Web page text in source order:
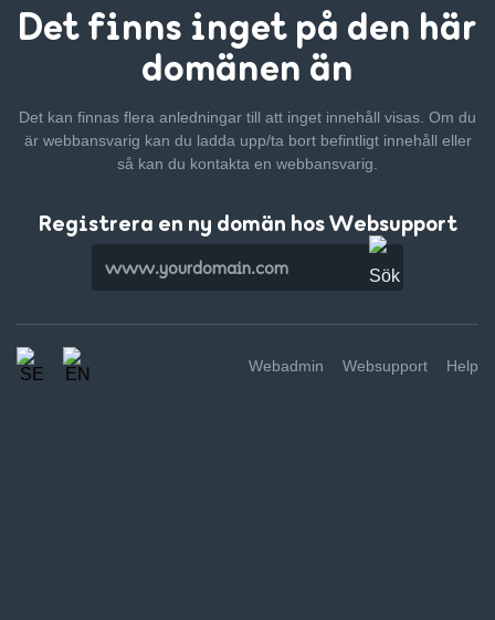
Det finns inget på den här
domänen än
Det kan finnas flera anledningar till att inget innehåll visas. Om du
är webbansvarig kan du ladda upp/ta bort befintligt innehåll eller
så kan du kontakta en webbansvarig.
Registrera en ny domän hos Websupport
Webadmin Websupport Help